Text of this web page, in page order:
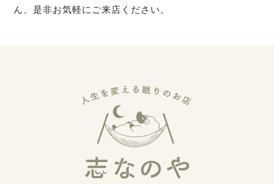
ん、是非お気軽にご来店ください。